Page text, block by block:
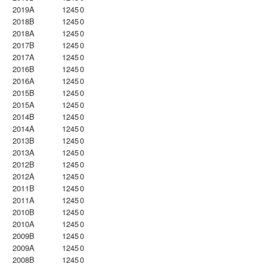
2019A
12450
2018B
12450
2018A
12450
2017B
12450
2017A
12450
2016B
12450
2016A
12450
2015B
12450
2015A
12450
2014B
12450
2014A
12450
2013B
12450
2013A
12450
2012B
12450
2012A
12450
2011B
12450
2011A
12450
2010B
12450
2010A
12450
2009B
12450
2009A
12450
2008B
12450